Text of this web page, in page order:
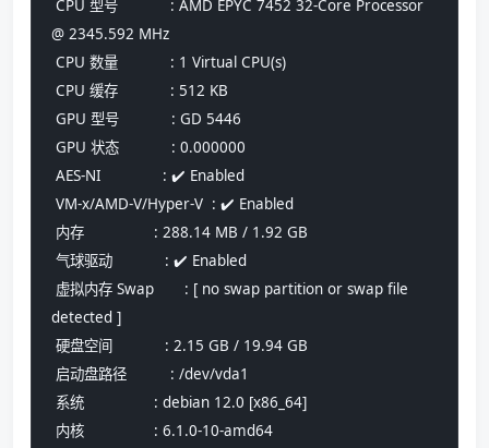
@ 2345.592 MHz
CPU 数量            : 1 Virtual CPU(s)
CPU 缓存            : 512 KB
GPU 型号            : GD 5446
GPU 状态            : 0.000000
AES-NI              : ✔️ Enabled
VM-x/AMD-V/Hyper-V  : ✔️ Enabled
内存                : 288.14 MB / 1.92 GB
气球驱动            : ✔️ Enabled
detected ]
硬盘空间            : 2.15 GB / 19.94 GB
启动盘路径          : /dev/vda1
系统                : debian 12.0 [x86_64]
内核                : 6.1.0-10-amd64